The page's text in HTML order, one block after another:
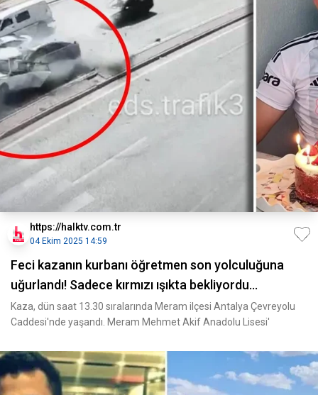
https://halktv.com.tr
04 Ekim 2025 14:59
Feci kazanın kurbanı öğretmen son yolculuğuna
uğurlandı! Sadece kırmızı ışıkta bekliyordu...
Kaza, dün saat 13.30 sıralarında Meram ilçesi Antalya Çevreyolu
Caddesi'nde yaşandı. Meram Mehmet Akif Anadolu Lisesi'